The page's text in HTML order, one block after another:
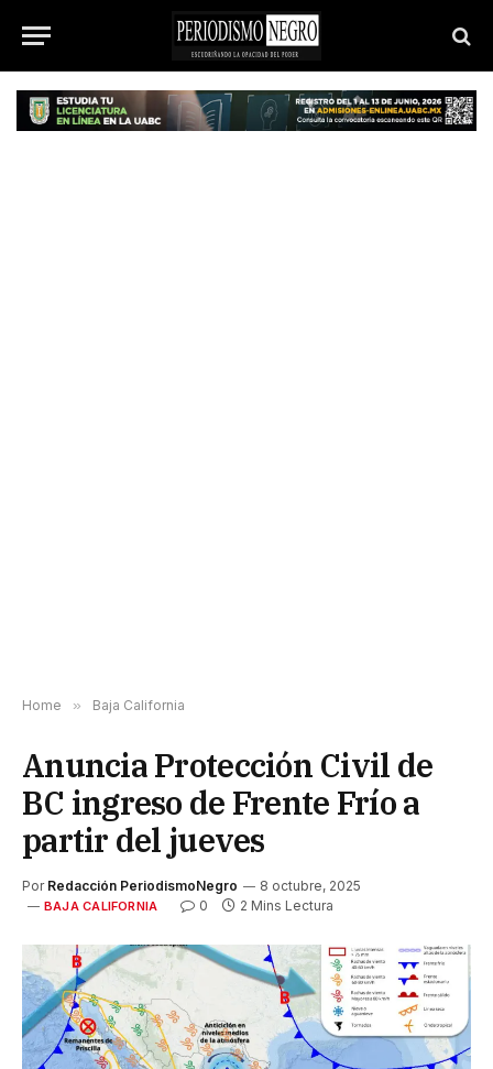
Home » Baja California
Anuncia Protección Civil de
BC ingreso de Frente Frío a
partir del jueves
Por Redacción PeriodismoNegro 8 octubre, 2025
BAJA CALIFORNIA 0 2 Mins Lectura